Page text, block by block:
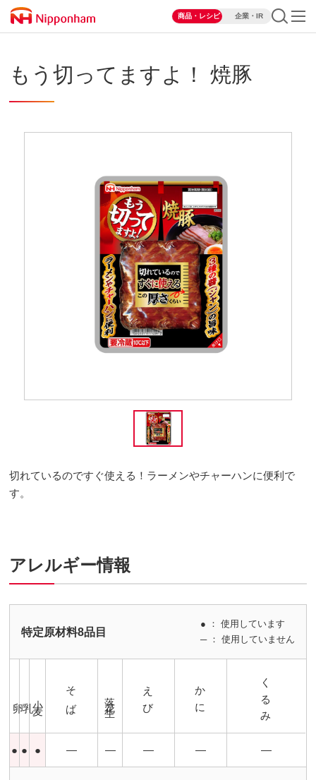
商品・レシピ 企業・IR
もう切ってますよ！ 焼豚
切れているのですぐ使える！ラーメンやチャーハンに便利で
す。
アレルギー情報
特定原材料8品目
● ： 使用しています
─ ： 使用していません
そば 落花生 えび かに くるみ
● ● ● ― ― ― ― ―